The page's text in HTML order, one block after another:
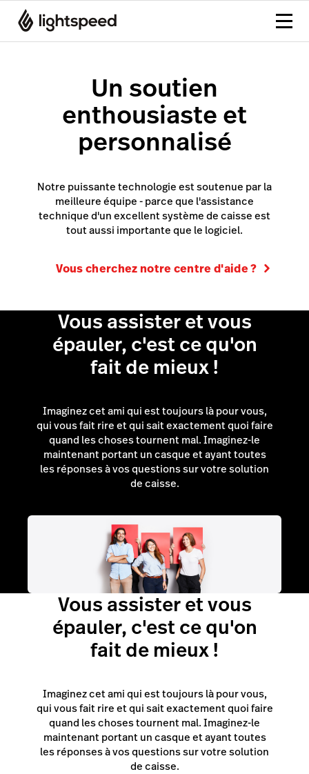
Un soutien
enthousiaste et
personnalisé
Notre puissante technologie est soutenue par la
meilleure équipe - parce que l'assistance
technique d'un excellent système de caisse est
tout aussi importante que le logiciel.
Vous cherchez notre centre d'aide ?
Vous assister et vous
épauler, c'est ce qu'on
fait de mieux !
Imaginez cet ami qui est toujours là pour vous,
qui vous fait rire et qui sait exactement quoi faire
quand les choses tournent mal. Imaginez-le
maintenant portant un casque et ayant toutes
les réponses à vos questions sur votre solution
de caisse.
Vous assister et vous
épauler, c'est ce qu'on
fait de mieux !
Imaginez cet ami qui est toujours là pour vous,
qui vous fait rire et qui sait exactement quoi faire
quand les choses tournent mal. Imaginez-le
maintenant portant un casque et ayant toutes
les réponses à vos questions sur votre solution
de caisse.